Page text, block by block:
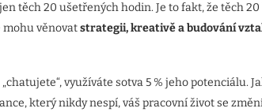
těch 20 ušetřených hodin. Je to fakt, že těch
mohu věnovatstrategii, kreativě a budování
využíváte sotva 5 % jeho potenciálu.
který nikdy nespí, váš pracovní život se